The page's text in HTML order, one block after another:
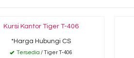
Kursi Kantor Tiger T-406
*Harga Hubungi CS
Tersedia / Tiger T-406